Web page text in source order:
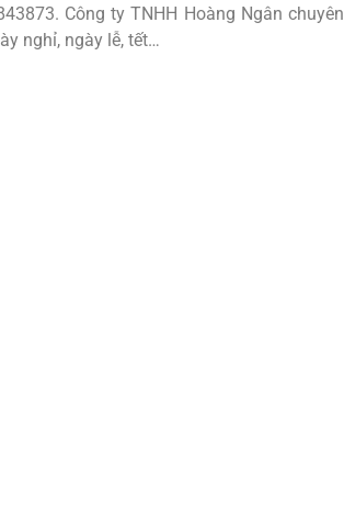
Công ty TNHH Hoàng Ngân chuyên
nghỉ, ngày lễ, tết…